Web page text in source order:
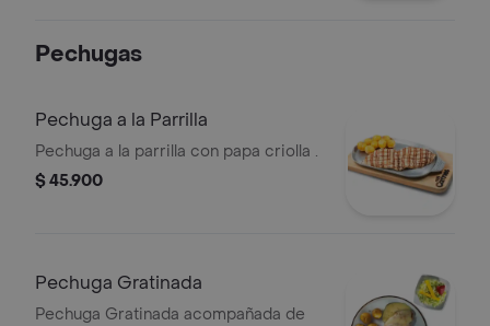
Pechugas
Pechuga a la Parrilla
Pechuga a la parrilla con papa criolla .
$ 45.900
Pechuga Gratinada
Pechuga Gratinada acompañada de